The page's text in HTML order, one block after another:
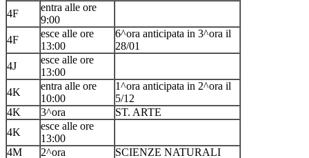
4F
entra alle ore
9:00
4F
esce alle ore
13:00
6^ora anticipata in 3^ora il
28/01
4J
esce alle ore
13:00
4K
entra alle ore
10:00
1^ora anticipata in 2^ora il
5/12
4K
3^ora
ST. ARTE
4K
esce alle ore
13:00
4M
2^ora SCIENZE NATURALI